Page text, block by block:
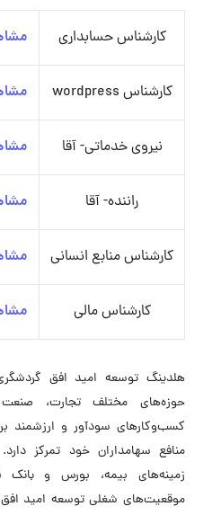
کارشناس حسابداری
کارشناس wordpress
نیروی خدماتی- آقا
راننده- آقا
کارشناس منابع انسانی
کارشناس مالی
هلدینگ توسعه امید افق
حوزه‌های مختلف تجارت،
کسب‌وکارهای سودآور و ارزشمند
منافع سهامداران خود تمرکز
زمینه‌های بیمه، بورس و
موقعیت‌های شغلی توسعه امید افق